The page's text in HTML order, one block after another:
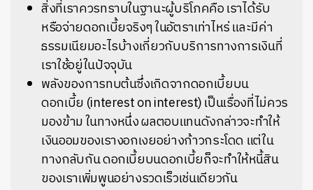
สิ่งที่เราควรทราบในฐานะผู้บริโภคคือ เราได้รับ
หรือจ่ายดอกเบี้ยจริงๆ ในอัตราเท่าไหร่ และมีค่า
ธรรมเนียมอะไรบ้างเกี่ยวกับบริการทางการเงินที่
เราใช้อยู่ในปัจจุบัน
พลังของการทบต้นซึ่งเกิดจากดอกเบี้ยบน
ดอกเบี้ย (interest on interest) เป็นเรื่องที่ไม่ควร
มองข้าม ในทางหนึ่ง ผลตอบแทนดังกล่าวจะทำให้
เงินออมของเรางอกเงยอย่างก้าวกระโดด แต่ใน
ทางกลับกัน ดอกเบี้ยบนดอกเบี้ยก็จะทำให้หนี้สิน
ของเราเพิ่มพูนอย่างรวดเร็วเช่นเดียวกัน